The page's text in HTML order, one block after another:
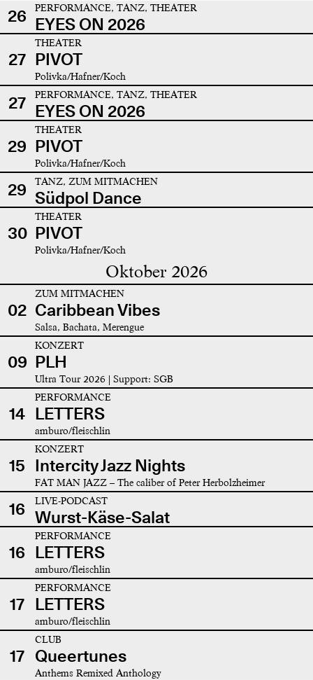
26
PERFORMANCE, TANZ, THEATER
EYES ON 2026
27
THEATER
PIVOT
Polivka/Hafner/Koch
27 PERFORMANCE, TANZ, THEATER
EYES ON 2026
29
THEATER
PIVOT
Polivka/Hafner/Koch
29 TANZ, ZUM MITMACHEN
Südpol Dance
30
THEATER
PIVOT
Polivka/Hafner/Koch
Oktober 2026
02
ZUM MITMACHEN
Caribbean Vibes
Salsa, Bachata, Merengue
09
KONZERT
PLH
Ultra Tour 2026 | Support: SGB
14
PERFORMANCE
LETTERS
amburo/fleischlin
15
KONZERT
Intercity Jazz Nights
FAT MAN JAZZ – The caliber of Peter Herbolzheimer
16 LIVE-PODCAST
Wurst-Käse-Salat
16
PERFORMANCE
LETTERS
amburo/fleischlin
17
PERFORMANCE
LETTERS
amburo/fleischlin
17
CLUB
Queertunes
Anthems Remixed Anthology